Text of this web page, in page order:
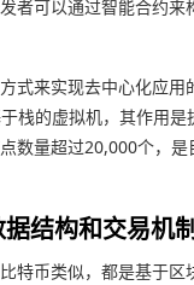
者可以通过智能合约来
式来实现去中心化应用
栈的虚拟机，其作用是
数量超过20,000个，是
结构和交易机
特币类似，都是基于区